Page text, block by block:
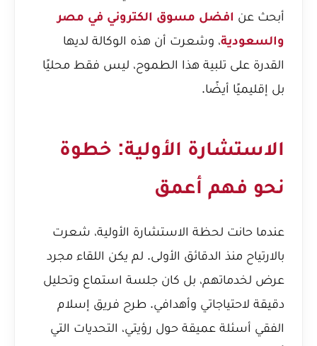
أبحث عن افضل مسوق الكتروني في مصر
والسعودية، وشعرت أن هذه الوكالة لديها
القدرة على تلبية هذا الطموح، ليس فقط محليًا
بل إقليميًا أيضًا.
الاستشارة الأولية: خطوة
نحو فهم أعمق
عندما حانت لحظة الاستشارة الأولية، شعرت
بالارتياح منذ الدقائق الأولى. لم يكن اللقاء مجرد
عرض لخدماتهم، بل كان جلسة استماع وتحليل
دقيقة لاحتياجاتي وأهدافي. طرح فريق إسلام
الفقي أسئلة عميقة حول رؤيتي، التحديات التي